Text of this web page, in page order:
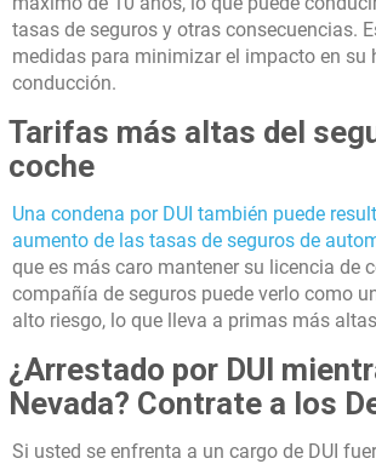
tasas de seguros y otras consecuencias.
medidas para minimizar el impacto en su
conducción.
Tarifas más altas del
coche
Una condena por DUI también puede
aumento de las tasas de seguros de
que es más caro mantener su licencia de
compañía de seguros puede verlo como
alto riesgo, lo que lleva a primas más
¿Arrestado por DUI
Nevada? Contrate a los
Si usted se enfrenta a un cargo de DUI